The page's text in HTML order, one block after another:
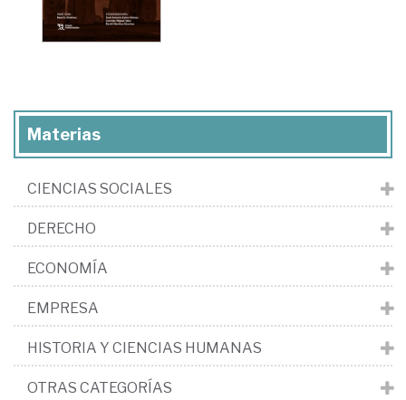
Materias
CIENCIAS SOCIALES
DERECHO
ECONOMÍA
EMPRESA
HISTORIA Y CIENCIAS HUMANAS
OTRAS CATEGORÍAS